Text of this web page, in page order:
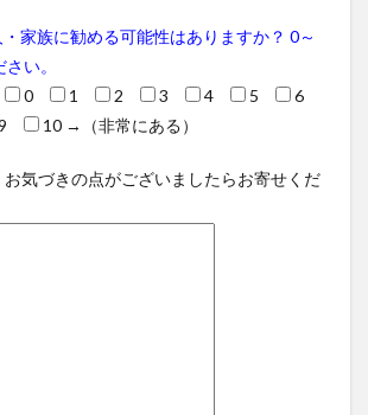
家族に勧める可能性はありますか？ 0～
い。
0 1 2 3 4 5
6
10 →（非常にある）
お気づきの点がございましたらお寄せくだ